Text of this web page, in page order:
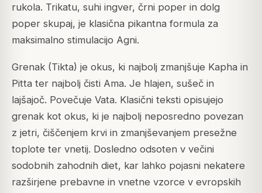
rukola. Trikatu, suhi ingver, črni poper in dolg
poper skupaj, je klasična pikantna formula za
maksimalno stimulacijo Agni.
Grenak (Tikta) je okus, ki najbolj zmanjšuje Kapha in
Pitta ter najbolj čisti Ama. Je hlajen, sušeč in
lajšajoč. Povečuje Vata. Klasični teksti opisujejo
grenak kot okus, ki je najbolj neposredno povezan
z jetri, čiščenjem krvi in zmanjševanjem presežne
toplote ter vnetij. Dosledno odsoten v večini
sodobnih zahodnih diet, kar lahko pojasni nekatere
razširjene prebavne in vnetne vzorce v evropskih